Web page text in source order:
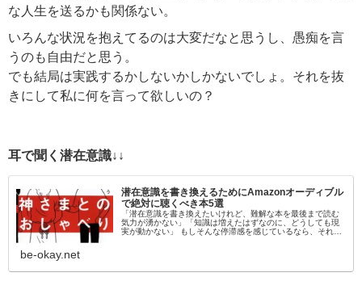
な人生を送るかも関係ない。
いろんな状況を抱えてるのは大変だなと思うし、愚痴を言
うのも自由だと思う。
でも結局は実践するかしないかしかないでしょ。それを抜
きにして私に何を言って欲しいの？
耳で聞く潜在意識↓↓
潜在意識を書き換えるためにAmazonオーディブル
で絶対に聴くべき本5選
「潜在意識を書き換えたいけれど、難解な本を最後まで読む
気力が湧かない」「知識は増えたはずなのに、どうしても現
実が動かない」 もしそんな停滞感を感じているなら、それは
be-okay.net